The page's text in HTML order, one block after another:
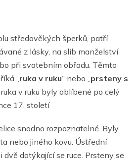
středověkých šperků, patří
z lásky, na slib manželství
při svatebním obřadu. Těmto
„ruka v ruku“ nebo „prsteny s
v ruku byly oblíbené po celý
17. století
snadno rozpoznatelné. Byly
nebo jiného kovu. Ústřední
dotýkající se ruce. Prsteny se